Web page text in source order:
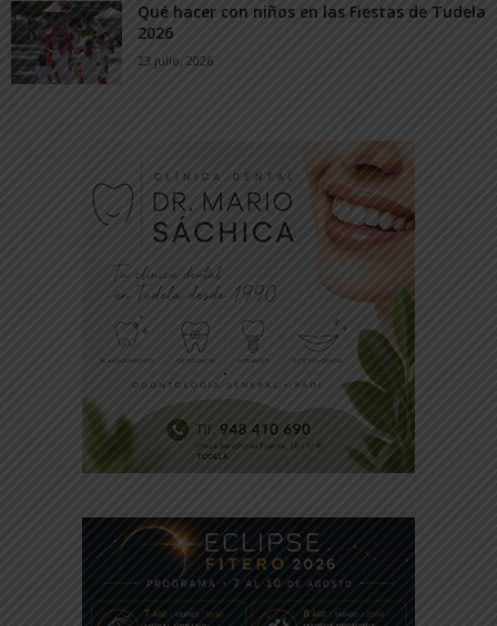
Qué hacer con niños en las Fiestas de Tudela
2026
23 julio, 2026